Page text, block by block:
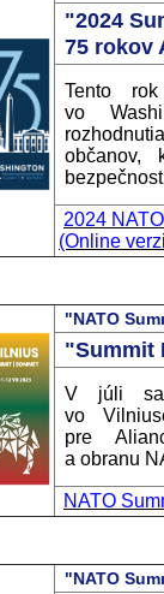
"2024
75 rokov
Tento
vo
občanov,
2024
(Online
"NATO
"Summit
V júli sa
vo
pre
a obranu
NATO
"NATO